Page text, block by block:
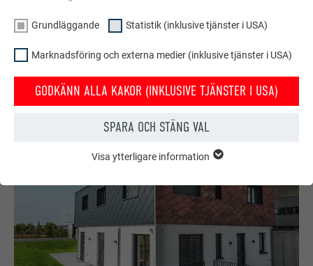
JPG PREFA Restaurant Mimama 4 (jpg) © PREFA | CROCE & WIR
Grundläggande Statistik (inklusive tjänster i USA)
Marknadsföring och externa medier (inklusive tjänster i USA)
GODKÄNN ALLA KAKOR (INKLUSIVE TJÄNSTER I USA)
SPARA OCH STÄNG VAL
GRUNDLÄGGANDE
grundläggande funktioner. Detta säkerställer att webbplatsen
EFTERNAMN PHPSESSID
Visa information om kakor
Visa ytterligare information